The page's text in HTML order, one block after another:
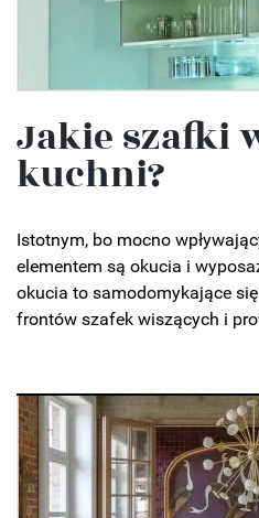
Jakie szafki
kuchni?
Istotnym, bo mocno
elementem są okucia i
okucia to samodomykające
frontów szafek wiszących i